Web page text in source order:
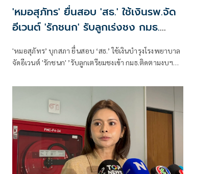
'หมอสุภัทร' ยื่นสอบ 'สธ.' ใช้เงินรพ.จัด
อีเวนต์ 'รักชนก' รับลูกเร่งชง กมธ.
'หมอสุภัทร’ บุกสภา ยื่นสอบ ‘สธ.’ ใช้เงินบำรุงโรงพยาบาล
จัดอีเวนต์ 'รักชนก' ’รับลูกเตรียมชงเข้า กมธ.ติดตามงบฯ